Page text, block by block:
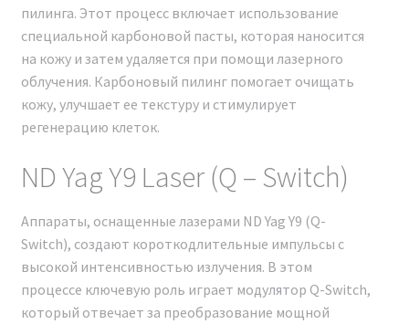
Мы официальный представитель
завода по производству
косметологических аппаратов
Неодимовый лазер Nd:YAG Y9
Модельный ряд 2024 г.
пилинга. Этот процесс включает использование
специальной карбоновой пасты, которая наносится
на кожу и затем удаляется при помощи лазерного
облучения. Карбоновый пилинг помогает очищать
кожу, улучшает ее текстуру и стимулирует
регенерацию клеток.
ND Yag Y9 Laser (Q – Switch)
Аппараты, оснащенные лазерами ND Yag Y9 (Q-
Switch), создают короткодлительные импульсы с
высокой интенсивностью излучения. В этом
процессе ключевую роль играет модулятор Q-Switch,
который отвечает за преобразование мощной